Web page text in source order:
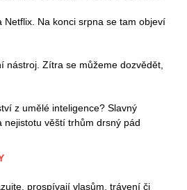
Netflix. Na konci srpna se tam objeví
nástroj. Zítra se můžeme dozvědět,
z umělé inteligence? Slavný
nejistotu věští trhům drsný pád
prospívají vlasům, trávení či